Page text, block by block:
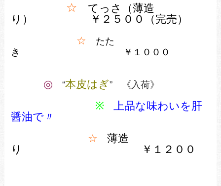
☆ てっさ（薄造
り） ￥２５００（完売）
☆ たた
き ￥１０００
◎ “本皮はぎ” 《入荷》
※
上品な味わいを肝
醤油で〃
☆
薄造
り ￥１２００